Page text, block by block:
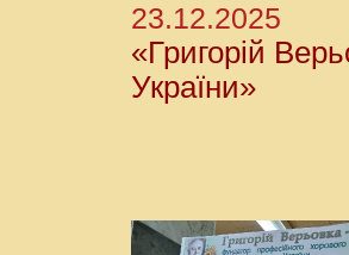
23.12.2025
«Григорій
України»